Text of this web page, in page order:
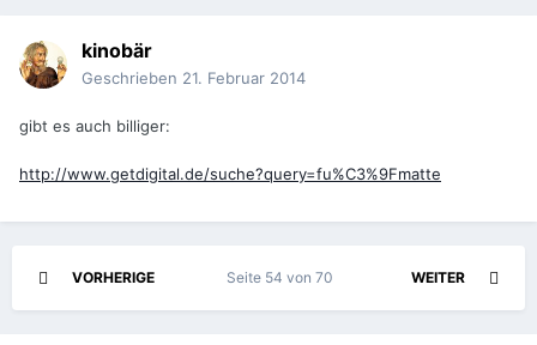
kinobär
Geschrieben 21. Februar 2014
gibt es auch billiger:
http://www.getdigital.de/suche?query=fu%C3%9Fmatte
VORHERIGE WEITER
Seite 54 von 70